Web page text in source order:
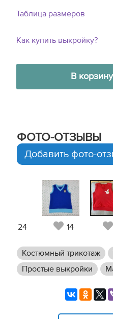
Таблица размеров
Как купить выкройку?
В корзину
ФОТО-ОТЗЫВЫ
Добавить фото-
24 14
Костюмный трикотаж
Простые выкройки